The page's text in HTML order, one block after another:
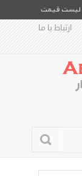
لیست قیمت
ارتباط با ما